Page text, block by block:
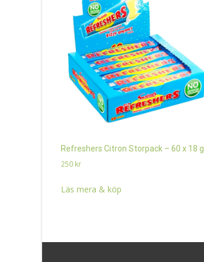
Refreshers Citron Storpack – 60 x 18 g
250 kr
Läs mera & köp